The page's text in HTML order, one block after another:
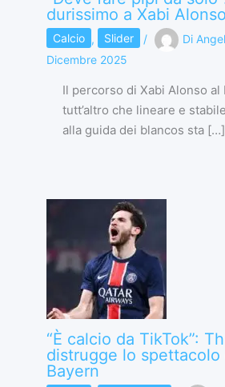
durissimo a Xabi Alonso
Calcio , Slider / Di
Dicembre 2025
Il percorso di Xabi Alonso al
tutt’altro che lineare e
alla guida dei blancos sta […]
“È calcio da TikTok”:
distrugge lo spettacolo
Bayern